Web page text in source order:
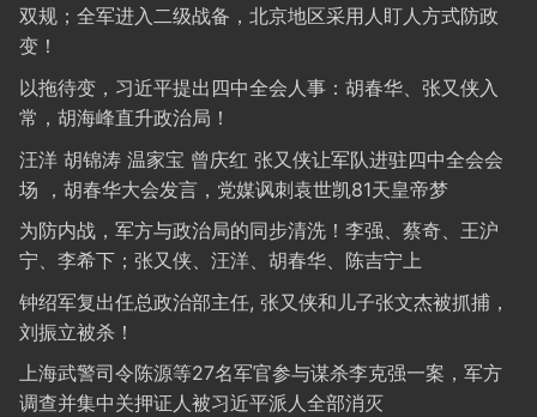
双规；全军进入二级战备，北京地区采用人盯人方式防政
变！
以拖待变，习近平提出四中全会人事：胡春华、张又侠入
常，胡海峰直升政治局！
汪洋 胡锦涛 温家宝 曾庆红 张又侠让军队进驻四中全会会
场 ，胡春华大会发言，党媒讽刺袁世凯81天皇帝梦
为防内战，军方与政治局的同步清洗！李强、蔡奇、王沪
宁、李希下；张又侠、汪洋、胡春华、陈吉宁上
钟绍军复出任总政治部主任, 张又侠和儿子张文杰被抓捕，
刘振立被杀！
上海武警司令陈源等27名军官参与谋杀李克强一案，军方
调查并集中关押证人被习近平派人全部消灭